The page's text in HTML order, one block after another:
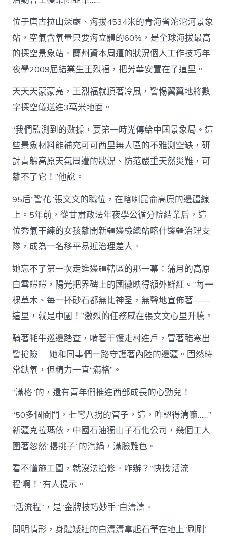
位于唐古拉山深處、海拔4534米的青海省沱沱河景象
站，空氣含氧量只要海立體的60%，是全球海拔最高
的探空景象站。蘭州資本周遭的狀況個人工作技巧年
夜學2009屆結業生王烈福，把芳華安置在了這里。
天天天蒙蒙亮，王烈福就頂著冷風，警惕翼翼地將數
字探空儀送進3萬米地面。
“我們監測到的數據，要第一時光傳給中國景象局。這
些景象材料能補充可可西里無人區的不雅測空缺，研
討青躲高原天氣周遭的狀況、防范嚴重天然災難，可
離不了它！”他說。
95后“警花”張文文的職位，在喀喇昆侖高原的邊疆線
上。5年前，從甘肅政法年夜學公循分院結業后，這
位秀氣干練的女孩離開新疆邊檢總站喀什邊疆治理支
隊，成為一名移平易近治理差人。
她忘不了第一次走進邊疆轄區的那一幕：蒲月的高原
白雪皚皚，陽光把界碑上的國徽映得額外鮮紅。“每一
棵草木、每一抔砂石都無比神圣，無聲地宣佈著——
這里，就是中國！”激烈的任務感在張文文心里升騰。
騎著牦牛巡邊踏查，啃著干馕走村進戶，冒著酷寒出
警搶險……她和同事們一路守護著內陸的邊疆。固然時
常缺氧，但精力一直“滿格”。
“滿格”的，還有青年們推進西部成長的心勁兒！
“50多個閥門，七彎八拐的管子，這，咋認得清嘛……”
新疆克拉瑪依，中國石油獨山子石化公司，幾個工人
圍著忽然“撂挑子”的汽鍋，滿臉難色。
看不懂施工圖，就沒法搶修。咋辦？“快找‘活流
程’啊！”有人提示。
“活流程”，是“金牌技巧妙手”白濤濤。
問明情形，身體矮壯的白濤濤拿起石筆在地上“刷刷”